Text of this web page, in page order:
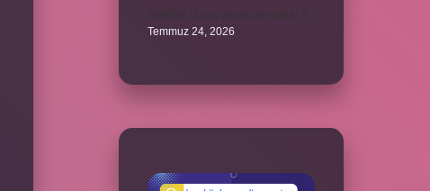
Temmuz 24, 2026